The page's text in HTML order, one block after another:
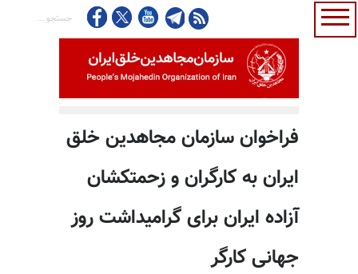
فراخوان سازمان مجاهدین خلق
ایران به کارگران و زحمتکشان
آزاده ایران برای گرامیداشت روز
جهانی کارگر